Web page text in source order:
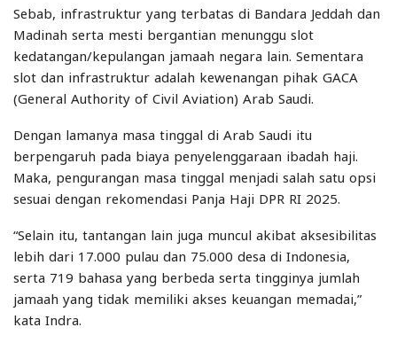
Sebab, infrastruktur yang terbatas di Bandara Jeddah dan
Madinah serta mesti bergantian menunggu slot
kedatangan/kepulangan jamaah negara lain. Sementara
slot dan infrastruktur adalah kewenangan pihak GACA
(General Authority of Civil Aviation) Arab Saudi.
Dengan lamanya masa tinggal di Arab Saudi itu
berpengaruh pada biaya penyelenggaraan ibadah haji.
Maka, pengurangan masa tinggal menjadi salah satu opsi
sesuai dengan rekomendasi Panja Haji DPR RI 2025.
“Selain itu, tantangan lain juga muncul akibat aksesibilitas
lebih dari 17.000 pulau dan 75.000 desa di Indonesia,
serta 719 bahasa yang berbeda serta tingginya jumlah
jamaah yang tidak memiliki akses keuangan memadai,”
kata Indra.